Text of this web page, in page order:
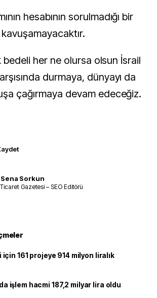
hesabının sorulmadığı bir
her ne olursa olsun İsrail
durmaya, dünyayı da
çağırmaya devam edeceğiz.
Sorkun
Gazetesi – SEO Editörü
için 161 projeye 914 milyon liralık
işlem hacmi 187,2 milyar lira oldu